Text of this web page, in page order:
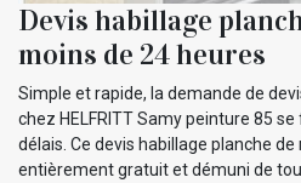
Devis habillage
moins de 24 heures
Simple et rapide, la demande de
chez HELFRITT Samy peinture 85
délais. Ce devis habillage planche
entièrement gratuit et démuni de